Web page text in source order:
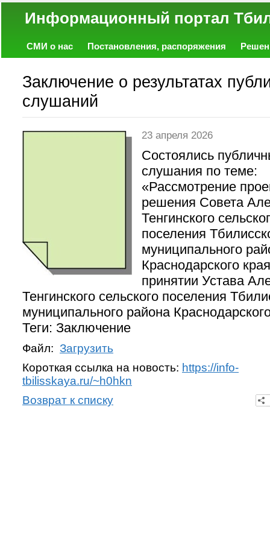
Информационный
СМИ о нас Постановления, распоряжения
Заключение о результатах
слушаний
23 апреля 2026
Состоялись
слушания по теме:
«Рассмотрение
решения Совета
Тенгинского
поселения
муниципального
Краснодарского
принятии Устава
Тенгинского сельского поселения
муниципального района
Теги: Заключение
Файл: Загрузить
Короткая ссылка на новость: https://info-
tbilisskaya.ru/~h0hkn
Возврат к списку